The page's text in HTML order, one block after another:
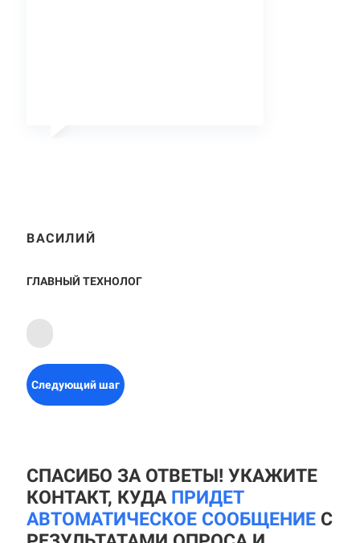
ВАСИЛИЙ
ГЛАВНЫЙ ТЕХНОЛОГ
Следующий шаг
СПАСИБО ЗА ОТВЕТЫ! УКАЖИТЕ
КОНТАКТ, КУДА ПРИДЕТ
АВТОМАТИЧЕСКОЕ СООБЩЕНИЕ С